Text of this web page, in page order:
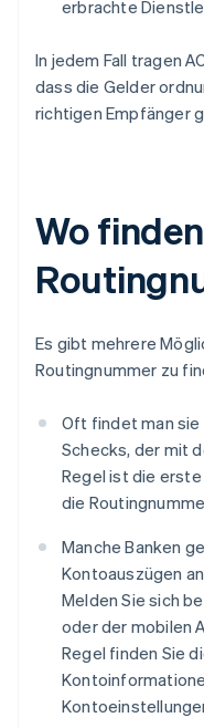
erbrachte
In jedem Fall tragen
dass die Gelder
richtigen Empfänger
Wo
Es gibt mehrere
Routingnummer zu
Oft findet man
Schecks, der mit
Regel ist die
die
Manche Banken
Kontoauszügen
Melden Sie sich
oder der mobilen
Regel finden Sie